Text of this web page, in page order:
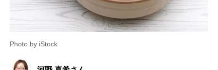
Photo by iStock